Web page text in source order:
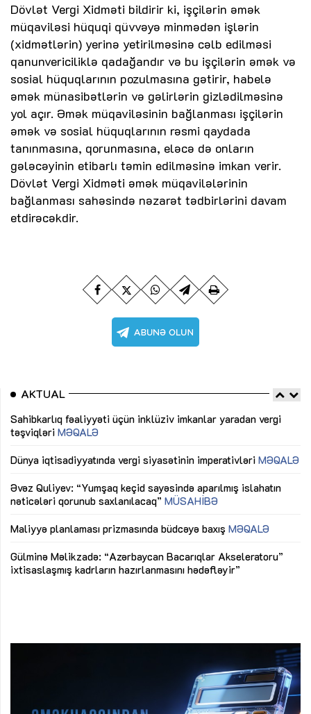
Dövlət Vergi Xidməti bildirir ki, işçilərin əmək
müqaviləsi hüquqi qüvvəyə minmədən işlərin
(xidmətlərin) yerinə yetirilməsinə cəlb edilməsi
qanunvericiliklə qadağandır və bu işçilərin əmək və
sosial hüquqlarının pozulmasına gətirir, habelə
əmək münasibətlərin və gəlirlərin gizlədilməsinə
yol açır. Əmək müqaviləsinin bağlanması işçilərin
əmək və sosial hüquqlarının rəsmi qaydada
tanınmasına, qorunmasına, eləcə də onların
gələcəyinin etibarlı təmin edilməsinə imkan verir.
Dövlət Vergi Xidməti əmək müqavilələrinin
bağlanması sahəsində nəzarət tədbirlərini davam
etdirəcəkdir.
AKTUAL
Sahibkarlıq fəaliyyəti üçün inklüziv imkanlar yaradan vergi
təşviqləri MƏQALƏ
Dünya iqtisadiyyatında vergi siyasətinin imperativləri MƏQALƏ
Əvəz Quliyev: “Yumşaq keçid sayəsində aparılmış islahatın
nəticələri qorunub saxlanılacaq” MÜSAHİBƏ
Maliyyə planlaması prizmasında büdcəyə baxış MƏQALƏ
Gülminə Məlikzadə: “Azərbaycan Bacarıqlar Akseleratoru”
ixtisaslaşmış kadrların hazırlanmasını hədəfləyir”